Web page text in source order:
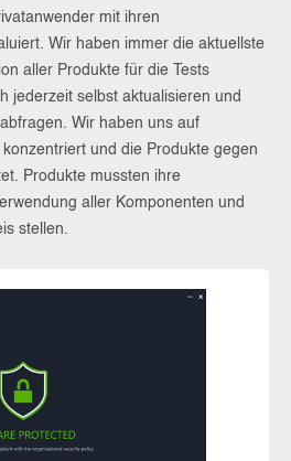
mit ihren
Wir haben immer die aktuellste
aller Produkte für die Tests
jederzeit selbst aktualisieren und
Wir haben uns auf
und die Produkte gegen
Produkte mussten ihre
aller Komponenten und
stellen.